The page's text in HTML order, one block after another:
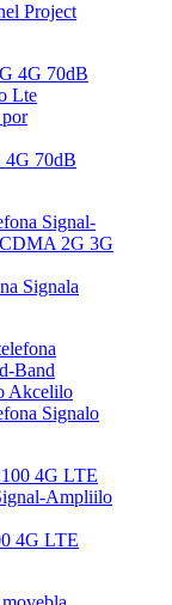
Project
4G 70dB
Signala
Signalo
4G LTE